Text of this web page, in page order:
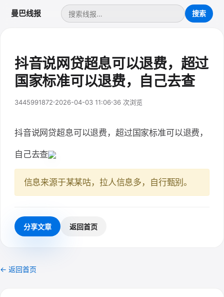
曼巴线报
抖音说网贷超息可以退费，超过
国家标准可以退费，自己去查
3445991872 2026-04-03 11:06 36 次浏览
抖音说网贷超息可以退费，超过国家标准可以退费，
自己去查
信息来源于某某咕，拉人信息多，自行甄别。
分享文章 返回首页
← 返回首页